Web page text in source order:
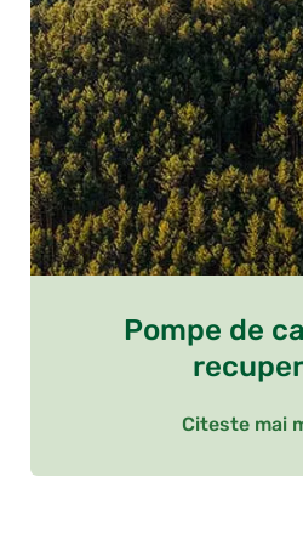
Pompe de
Citeste mai